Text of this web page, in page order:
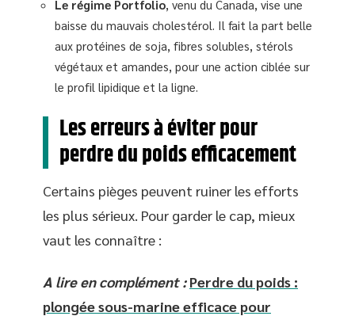
Le régime Portfolio , venu du Canada, vise une
baisse du mauvais cholestérol. Il fait la part belle
aux protéines de soja, fibres solubles, stérols
végétaux et amandes, pour une action ciblée sur
le profil lipidique et la ligne.
Les erreurs à éviter pour
perdre du poids efficacement
Certains pièges peuvent ruiner les efforts
les plus sérieux. Pour garder le cap, mieux
vaut les connaître :
A lire en complément : Perdre du poids :
plongée sous-marine efficace pour